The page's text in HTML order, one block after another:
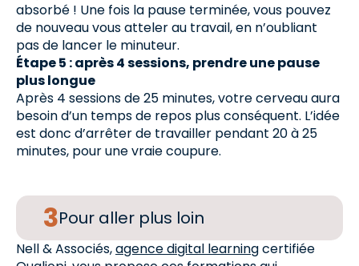
absorbé ! Une fois la pause terminée, vous pouvez
de nouveau vous atteler au travail, en n’oubliant
pas de lancer le minuteur.
Étape 5 : après 4 sessions, prendre une pause
plus longue
Après 4 sessions de 25 minutes, votre cerveau aura
besoin d’un temps de repos plus conséquent. L’idée
est donc d’arrêter de travailler pendant 20 à 25
minutes, pour une vraie coupure.
Pour aller plus loin
Nell & Associés,agence digital learningcertifiée